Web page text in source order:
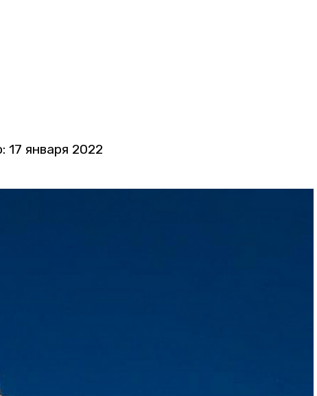
17 января 2022